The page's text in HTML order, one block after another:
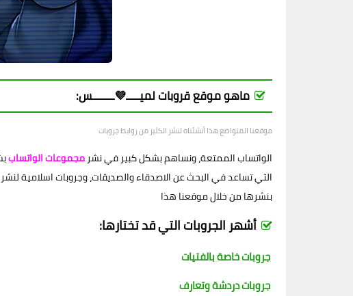
ماهو موقع قروبات لميـــــ💜ــــــــس:
موقعنا المتواضع هذا أنشئناه لنشر الكثير من روابط جروبات
الواتساب الممتعة، ونساهم بشكل كبير في نشرمجموعات الواتساب
التي تساعد في البحث عن الاصدقاء والصديقات، وجروبات اسلامية لنشر
بنشرها من خلال موقعنا هذا
أشهر الجروبات التي قد تختارها:
جروبات خاصة بالفتيات
جروبات دردشة وتعارف